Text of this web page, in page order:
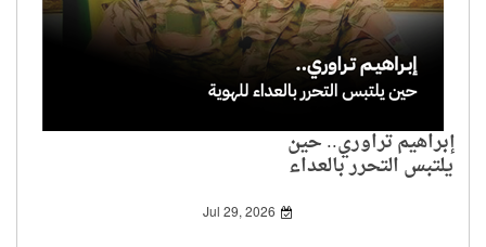
إبراهيم تراوري.. حين
يلتبس التحرر بالعداء
Jul 29, 2026